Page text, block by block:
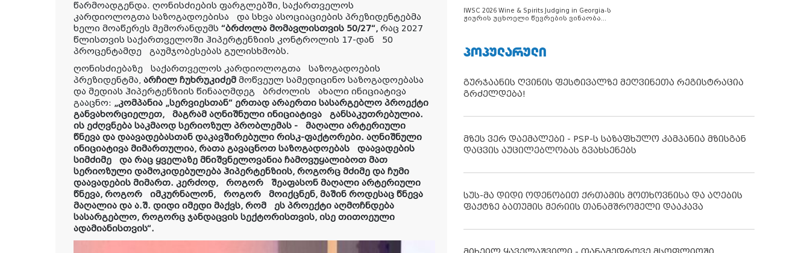
წარმოადგენდა. ღონისძიების ფარგლებში, საქართველოს
კარდიოლოგთა საზოგადოებისა
და სხვა ასოციაციების პრეზიდენტებმა
ხელი მოაწერეს მემორანდუმს “ბრძოლა მომავლისთვის 50/27“, რაც 2027
წლისთვის საქართველოში ჰიპერტენზიის კონტროლის 17-დან
50
პროცენტამდე
გაუმჯობესებას გულისხმობს.
ღონისძიებაზე
საქართველოს კარდიოლოგთა
საზოგადოების
პრეზიდენტმა, არჩილ ჩუხრუკიძემ მოწვეულ სამედიცინო საზოგადოებასა
და მედიას ჰიპერტენზიის წინააღმდეგ
ბრძოლის
ახალი ინიციატივა
გააცნო: „კომპანია „სერვიესთან“ ერთად არაერთი სასარგებლო პროექტი
განვახორციელეთ,
მაგრამ აღნიშნული ინიციატივა
განსაკუთრებულია.
ის ეძღვნება საკმაოდ სერიოზულ პრობლემას -
მაღალი არტერიული
წნევა და დაავადებასთან დაკავშირებული რისკ-ფაქტორები. აღნიშნული
ინიციატივა მიმართულია, რათა გავაცნოთ საზოგადოებას
დაავადების
სიმძიმე
და რაც ყველაზე მნიშვნელოვანია ჩამოვუყალიბოთ მათ
სერიოზული დამოკიდებულება ჰიპერტენზიის, როგორც მძიმე და ჩუმი
დაავადების მიმართ. კერძოდ,
როგორ
შეაფასონ მაღალი არტერიული
წნევა, როგორ
იმკურნალონ, როგორ
მოიქცნენ, მაშინ როდესაც წნევა
მაღალია და ა.შ. დიდი იმედი მაქვს, რომ
ეს პროექტი აღმოჩნდება
სასარგებლო, როგორც ჯანდაცვის სექტორისთვის, ისე თითოეული
ადამიანისთვის“.
IWSC 2026 Wine & Spirits Judging in Georgia-ს
ჟიურის უცხოელი წევრების ვინაობა
ᲞᲝᲞᲣᲚᲐᲠᲣᲚᲘ
გურჯაანის ღვინის ფესტივალზე მეღვინეთა რეგისტრაცია
გრძელდება!
მზეს ვერ დაემალები - PSP-ს საზაფხულო კამპანია მზისგან
დაცვის აუცილებლობას გვახსენებს
სუს-მა დიდი ოდენობით ქრთამის მოთხოვნისა და აღების
ფაქტზე ბათუმის მერიის თანამშრომელი დააკავა